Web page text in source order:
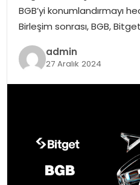
EĞITIM
GENEL
BGB’yi konumlandırmayı
Birleşim sonrası, BGB,
admin
27 Aralık 2024